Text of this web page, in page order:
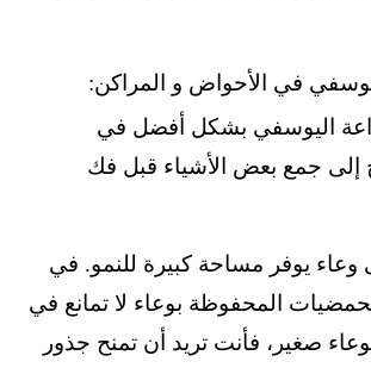
في الأحواض و المراكن:
اليوسفي بشكل أفضل في
إلى جمع بعض الأشياء قبل فك
وعاء يوفر مساحة كبيرة للنمو. في
المحفوظة بوعاء لا تمانع في
صغير، فأنت تريد أن تمنح جذور